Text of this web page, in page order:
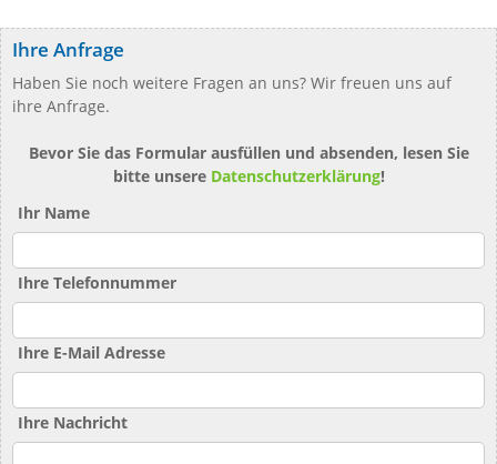
Ihre Anfrage
Haben Sie noch weitere Fragen an uns? Wir freuen uns auf
ihre Anfrage.
Bevor Sie das Formular ausfüllen und absenden, lesen Sie
bitte unsere Datenschutzerklärung!
Ihr Name
Ihre Telefonnummer
Ihre E-Mail Adresse
Ihre Nachricht